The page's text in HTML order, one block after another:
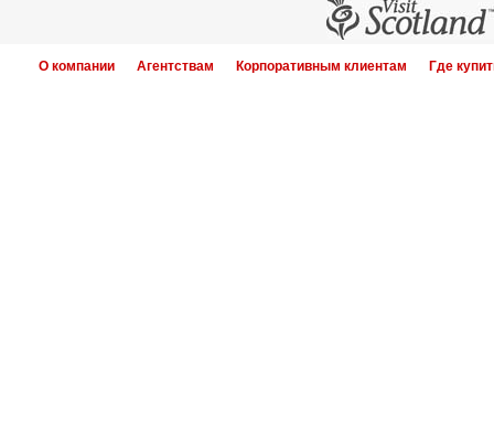
О компании Агентствам Корпоративным клиентам Где